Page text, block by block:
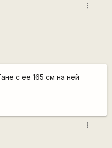
more_vert
с ее 165 см на ней
more_vert